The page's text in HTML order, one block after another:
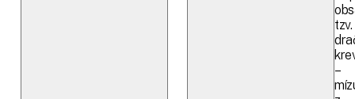
tzv.
–